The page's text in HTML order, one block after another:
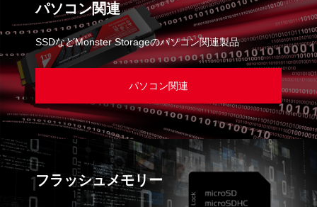
パソコン関連
SSDなどMonster Storageのパソコン関連製品
パソコン関連
フラッシュメモリー